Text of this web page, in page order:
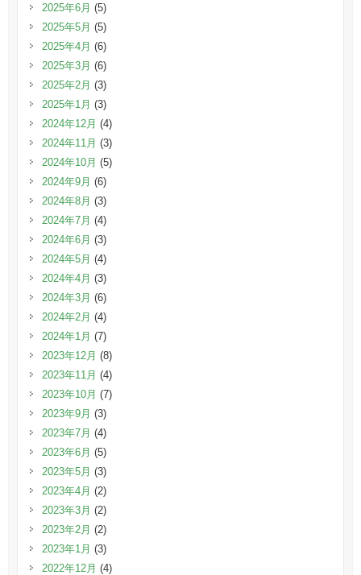
2025年6月 (5)
2025年5月 (5)
2025年4月 (6)
2025年3月 (6)
2025年2月 (3)
2025年1月 (3)
2024年12月 (4)
2024年11月 (3)
2024年10月 (5)
2024年9月 (6)
2024年8月 (3)
2024年7月 (4)
2024年6月 (3)
2024年5月 (4)
2024年4月 (3)
2024年3月 (6)
2024年2月 (4)
2024年1月 (7)
2023年12月 (8)
2023年11月 (4)
2023年10月 (7)
2023年9月 (3)
2023年7月 (4)
2023年6月 (5)
2023年5月 (3)
2023年4月 (2)
2023年3月 (2)
2023年2月 (2)
2023年1月 (3)
2022年12月 (4)